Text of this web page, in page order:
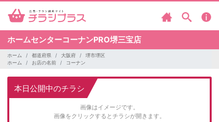
ホームセンターコーナンPRO堺三宝店
ホーム 都道府県 大阪府
堺市堺区
ホーム
お店の名前 コーナン
本日公開中のチラシ
画像はイメージです。
画像をクリックするとチラシが開きます。